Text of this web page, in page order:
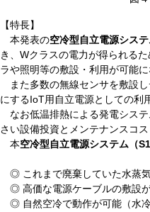
【特長】
本発表の空冷型自立電源シス
き、Wクラスの電力が得られる
ラや照明等の敷設・利用が可能
また多数の無線センサを敷設
にするIoT用自立電源としての利
なお低温排熱による発電シス
さい設備投資とメンテナンスコ
本空冷型自立電源システム（
◎ これまで廃棄していた水蒸
◎ 高価な電源ケーブルの敷設
◎ 自然空冷で動作が可能（水